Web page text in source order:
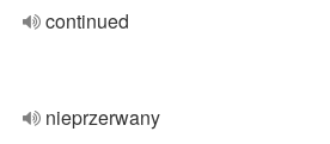
continued
nieprzerwany